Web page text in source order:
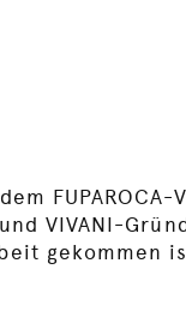
VIVANI-
gekommen